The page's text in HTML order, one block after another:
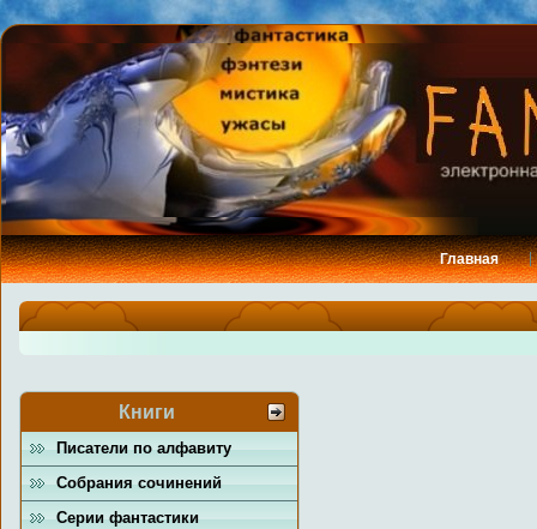
Главная
Книги
Писатели по алфавиту
Собрания сочинений
Серии фантастики